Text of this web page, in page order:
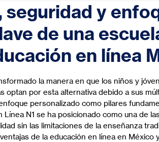
seguridad y
de una
en línea
la manera en que los niños y
optan por esta alternativa debido a sus
personalizado como pilares
Línea N1 se ha posicionado como una de
sin las limitaciones de la enseñanza
de la educación en línea en